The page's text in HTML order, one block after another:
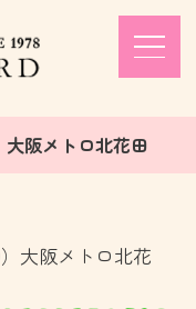
阪メトロ北花田
大阪メトロ北花